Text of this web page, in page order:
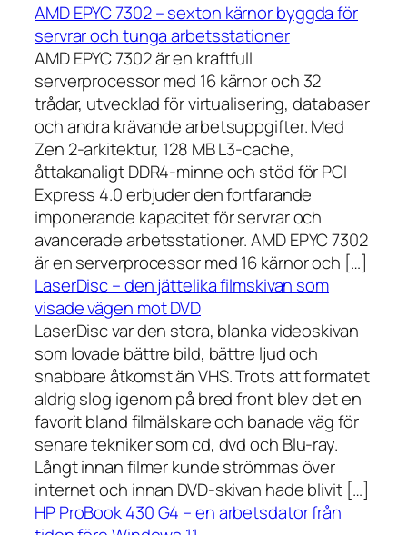
AMD EPYC 7302 – sexton kärnor byggda för
servrar och tunga arbetsstationer
AMD EPYC 7302 är en kraftfull
serverprocessor med 16 kärnor och 32
trådar, utvecklad för virtualisering, databaser
och andra krävande arbetsuppgifter. Med
Zen 2-arkitektur, 128 MB L3-cache,
åttakanaligt DDR4-minne och stöd för PCI
Express 4.0 erbjuder den fortfarande
imponerande kapacitet för servrar och
avancerade arbetsstationer. AMD EPYC 7302
är en serverprocessor med 16 kärnor och […]
LaserDisc – den jättelika filmskivan som
visade vägen mot DVD
LaserDisc var den stora, blanka videoskivan
som lovade bättre bild, bättre ljud och
snabbare åtkomst än VHS. Trots att formatet
aldrig slog igenom på bred front blev det en
favorit bland filmälskare och banade väg för
senare tekniker som cd, dvd och Blu-ray.
Långt innan filmer kunde strömmas över
internet och innan DVD-skivan hade blivit […]
HP ProBook 430 G4 – en arbetsdator från